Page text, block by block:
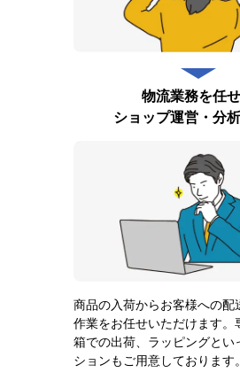
物流業務を任
ショップ運営・分
商品の入荷からお客様への配
作業をお任せいただけます。
箱での出荷、ラッピングとい
ションもご用意しております。